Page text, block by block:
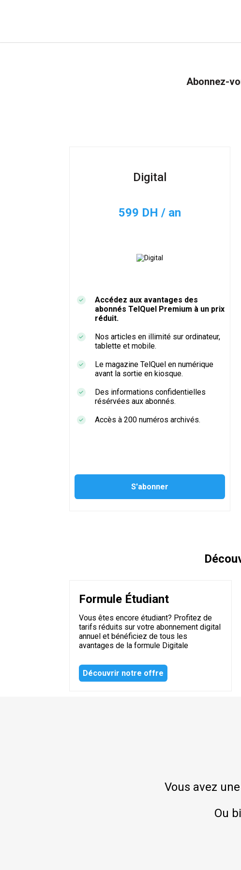
Abonnez-
Digital
599 DH / an
Accédez aux avantages des
abonnés TelQuel Premium à un prix
réduit.
Nos articles en illimité sur ordinateur,
tablette et mobile.
Le magazine TelQuel en numérique
avant la sortie en kiosque.
Des informations confidentielles
résérvées aux abonnés.
Accès à 200 numéros archivés.
Formule Étudiant
Vous êtes encore étudiant? Profitez de
tarifs réduits sur votre abonnement digital
annuel et bénéficiez de tous les
avantages de la formule Digitale
Découvrir notre offre
Vous avez
Ou